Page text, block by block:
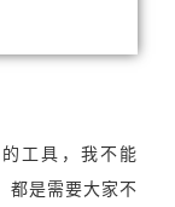
工具，我不能
都是需要大家不